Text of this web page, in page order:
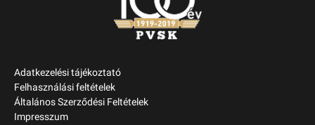
Adatkezelési tájékoztató
Felhasználási feltételek
Általános Szerződési Feltételek
Impresszum